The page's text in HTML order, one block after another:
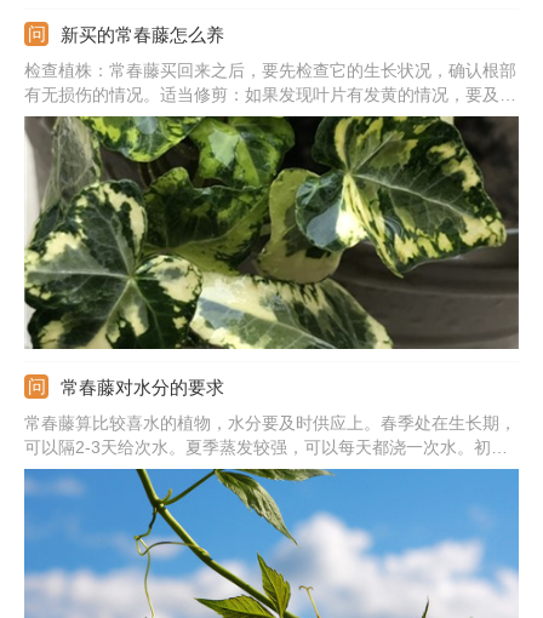
新买的常春藤怎么养
检查植株：常春藤买回来之后，要先检查它的生长状况，确认根部
有无损伤的情况。适当修剪：如果发现叶片有发黄的情况，要及时
剪掉，同时剪掉多余的枝干，也有利于生长。浇水：浇水适量就
好，不宜过多，也可以用小喷壶向植株上喷水。环境：需在光照不
强的地方进行培养，避免接触强光，同时还要注意保持通风。
常春藤对水分的要求
常春藤算比较喜水的植物，水分要及时供应上。春季处在生长期，
可以隔2-3天给次水。夏季蒸发较强，可以每天都浇一次水。初秋
季节浇水需及时，可以两天左右补水一次，秋季末期隔3-5天浇次
水。冬季不需要浇水太多，发现土壤呈现干的状态下再浇。常春藤
喜欢酸性，可用雨水、井水、河水，也可用静置后的自来水。